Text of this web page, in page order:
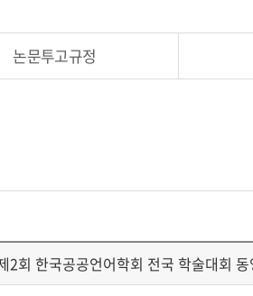
논문투고규정
2회 한국공공언어학회 전국 학술대회